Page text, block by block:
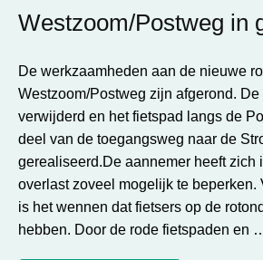
Westzoom/Postweg in
De werkzaamheden aan de nieuwe
Westzoom/Postweg zijn afgerond.
verwijderd en het fietspad langs de
deel van de toegangsweg naar de
gerealiseerd.De aannemer heeft zich
overlast zoveel mogelijk te beperken.
is het wennen dat fietsers op de
hebben. Door de rode fietspaden en